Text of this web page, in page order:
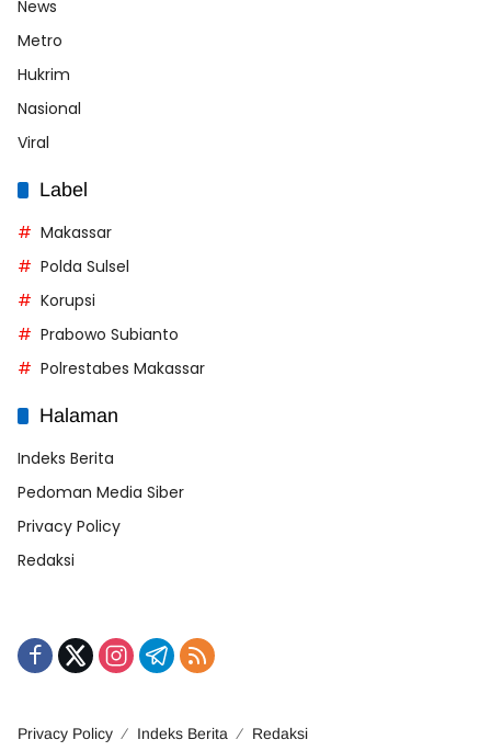
News
Metro
Hukrim
Nasional
Viral
Label
Makassar
Polda Sulsel
Korupsi
Prabowo Subianto
Polrestabes Makassar
Halaman
Indeks Berita
Pedoman Media Siber
Privacy Policy
Redaksi
Privacy Policy Indeks Berita Redaksi